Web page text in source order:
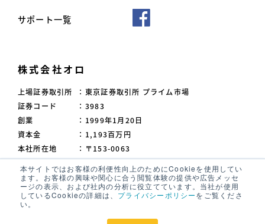
本サイトではお客様の利便性向上のためにCookieを使用してい
ます。お客様の興味や関心に合う閲覧体験の提供や広告メッセ
ージの表示、および社内の分析に役立てています。当社が使用
しているCookieの詳細は、 プライバシーポリシーをご覧くださ
い。
株式会社オロ
上場証券取引所 ： 東京証券取引所 プライム市場
証券コード
： 3983
創業
： 1999年1月20日
資本金
： 1,193百万円
本社所在地
： 〒153-0063
東京都目黒区目黒3-9-1
目黒須田ビル
サポート一覧